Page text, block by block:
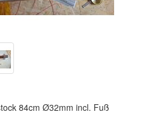
84cm Ø32mm incl. Fuß